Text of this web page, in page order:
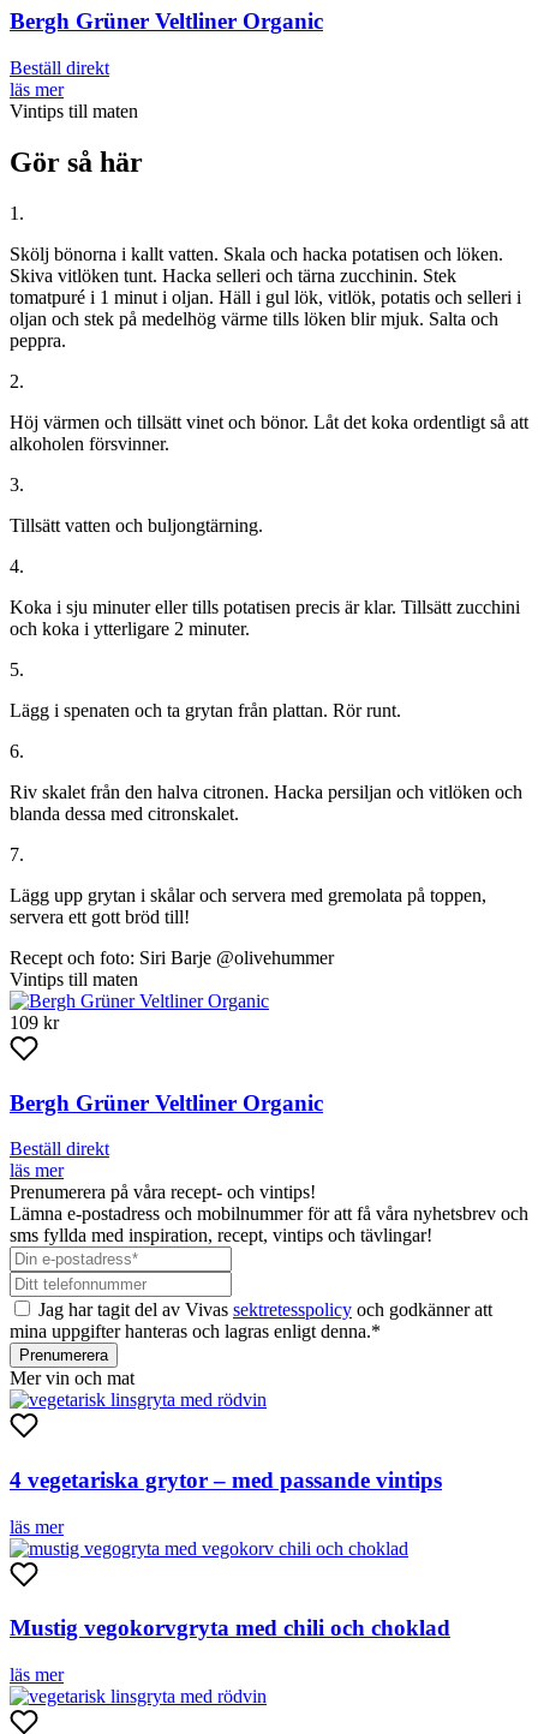
Bergh Grüner Veltliner Organic
Beställ direkt
läs mer
Vintips till maten
Gör så här
1.
Skölj bönorna i kallt vatten. Skala och hacka potatisen och löken.
Skiva vitlöken tunt. Hacka selleri och tärna zucchinin. Stek
tomatpuré i 1 minut i oljan. Häll i gul lök, vitlök, potatis och selleri i
oljan och stek på medelhög värme tills löken blir mjuk. Salta och
peppra.
2.
Höj värmen och tillsätt vinet och bönor. Låt det koka ordentligt så att
alkoholen försvinner.
3.
Tillsätt vatten och buljongtärning.
4.
Koka i sju minuter eller tills potatisen precis är klar. Tillsätt zucchini
och koka i ytterligare 2 minuter.
5.
Lägg i spenaten och ta grytan från plattan. Rör runt.
6.
Riv skalet från den halva citronen. Hacka persiljan och vitlöken och
blanda dessa med citronskalet.
7.
Lägg upp grytan i skålar och servera med gremolata på toppen,
servera ett gott bröd till!
Recept och foto: Siri Barje @olivehummer
Vintips till maten
109 kr
Bergh Grüner Veltliner Organic
Beställ direkt
läs mer
Prenumerera på våra recept- och vintips!
Lämna e-postadress och mobilnummer för att få våra nyhetsbrev och
sms fyllda med inspiration, recept, vintips och tävlingar!
Jag har tagit del av Vivas sektretesspolicy och godkänner att
mina uppgifter hanteras och lagras enligt denna.*
Prenumerera
Mer vin och mat
4 vegetariska grytor – med passande vintips
läs mer
Mustig vegokorvgryta med chili och choklad
läs mer